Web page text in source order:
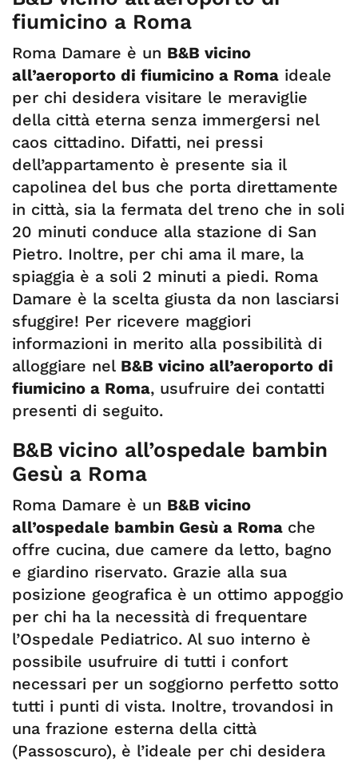
fiumicino a Roma
Roma Damare è un B&B vicino
all’aeroporto di fiumicino a Roma ideale
per chi desidera visitare le meraviglie
della città eterna senza immergersi nel
caos cittadino. Difatti, nei pressi
dell’appartamento è presente sia il
capolinea del bus che porta direttamente
in città, sia la fermata del treno che in soli
20 minuti conduce alla stazione di San
Pietro. Inoltre, per chi ama il mare, la
spiaggia è a soli 2 minuti a piedi. Roma
Damare è la scelta giusta da non lasciarsi
sfuggire! Per ricevere maggiori
informazioni in merito alla possibilità di
alloggiare nel B&B vicino all’aeroporto di
fiumicino a Roma, usufruire dei contatti
presenti di seguito.
B&B vicino all’ospedale bambin
Gesù a Roma
Roma Damare è un B&B vicino
all’ospedale bambin Gesù a Roma che
offre cucina, due camere da letto, bagno
e giardino riservato. Grazie alla sua
posizione geografica è un ottimo appoggio
per chi ha la necessità di frequentare
l’Ospedale Pediatrico. Al suo interno è
possibile usufruire di tutti i confort
necessari per un soggiorno perfetto sotto
tutti i punti di vista. Inoltre, trovandosi in
una frazione esterna della città
(Passoscuro), è l’ideale per chi desidera